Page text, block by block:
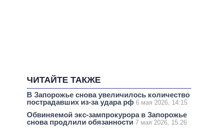
ЧИТАЙТЕ ТАКЖЕ
В Запорожье снова увеличилось количество
пострадавших из-за удара рф 6 мая 2026, 14:15
Обвиняемой экс-зампрокурора в Запорожье
снова продлили обязанности 7 мая 2026, 15:26